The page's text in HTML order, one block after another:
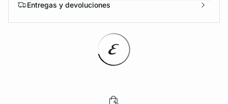
Entregas y devoluciones